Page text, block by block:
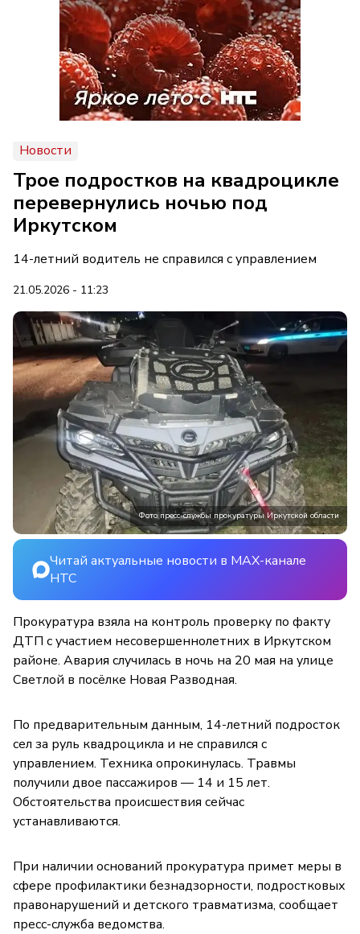
Новости
Трое подростков на квадроцикле
перевернулись ночью под
Иркутском
14-летний водитель не справился с управлением
21.05.2026 - 11:23
Фото пресс-службы прокуратуры Иркутской области
Читай актуальные новости в MAX-канале
НТС
Прокуратура взяла на контроль проверку по факту
ДТП с участием несовершеннолетних в Иркутском
районе. Авария случилась в ночь на 20 мая на улице
Светлой в посёлке Новая Разводная.
По предварительным данным, 14-летний подросток
сел за руль квадроцикла и не справился с
управлением. Техника опрокинулась. Травмы
получили двое пассажиров — 14 и 15 лет.
Обстоятельства происшествия сейчас
устанавливаются.
При наличии оснований прокуратура примет меры в
сфере профилактики безнадзорности, подростковых
правонарушений и детского травматизма, сообщает
пресс-служба ведомства.